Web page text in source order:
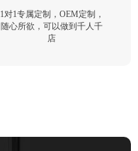
1对1专属定制，OEM定制，
随心所欲，可以做到千人千
店